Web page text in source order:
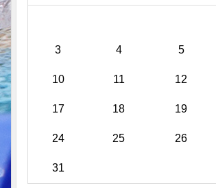
3 4 5
10 11 12
17 18 19
24 25 26
31